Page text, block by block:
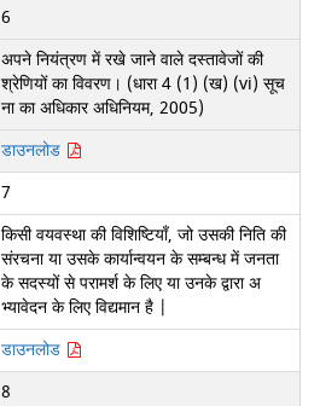
6
अपने नियंत्रण में रखे जाने वाले दस्तावेजों की
श्रेणियों का विवरण। (धारा 4 (1) (ख) (vi) सूच
ना का अधिकार अधिनियम, 2005)
डाउनलोड
7
किसी वयवस्था की विशिष्टियाँ, जो उसकी निति की
संरचना या उसके कार्यान्वयन के सम्बन्ध में जनता
के सदस्यों से परामर्श के लिए या उनके द्वारा अ
भ्यावेदन के लिए विद्यमान है |
डाउनलोड
8